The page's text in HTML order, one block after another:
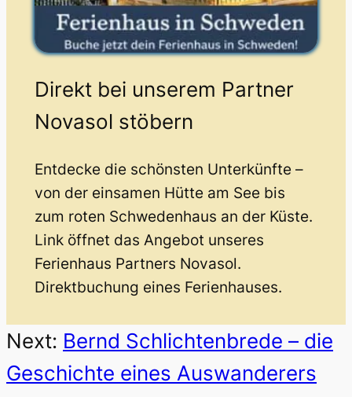
Direkt bei unserem Partner
Novasol stöbern
Entdecke die schönsten Unterkünfte –
von der einsamen Hütte am See bis
zum roten Schwedenhaus an der Küste.
Link öffnet das Angebot unseres
Ferienhaus Partners Novasol.
Direktbuchung eines Ferienhauses.
Next: Bernd Schlichtenbrede – die
Geschichte eines Auswanderers